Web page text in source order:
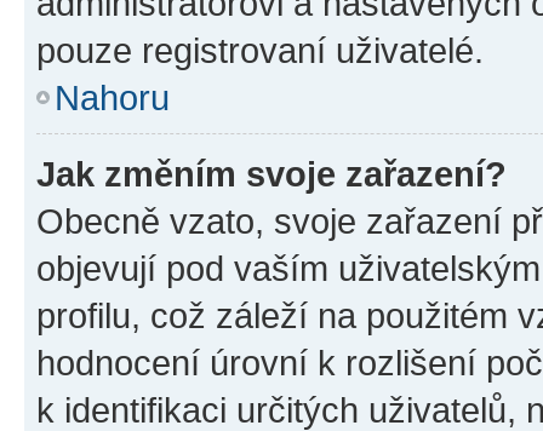
pouze registrovaní uživatelé.
Nahoru
Jak změním svoje zařazení?
Obecně vzato, svoje zařazení
objevují pod vaším
profilu, což záleží na použitém
hodnocení úrovní k rozlišení
k identifikaci určitých uživatelů,